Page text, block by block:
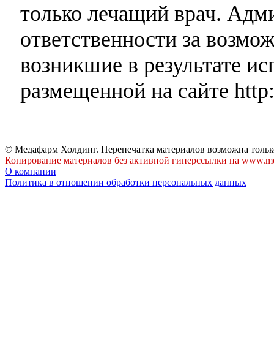
только лечащий врач.
ответственности за
возникшие в результате
размещенной на сайте
© Медафарм Холдинг. Перепечатка материалов возможна
Копирование материалов без активной гиперссылки на
О компании
Политика в отношении обработки персональных данных